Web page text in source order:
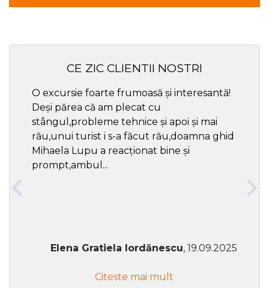
CE ZIC CLIENTII NOSTRI
O excursie foarte frumoasă și interesantă!
Deși părea că am plecat cu
stângul,probleme tehnice și apoi și mai
rău,unui turist i s-a făcut rău,doamna ghid
Mihaela Lupu a reacționat bine și
prompt,ambul...
Elena Gratiela Iordănescu, 19.09.2025
Citeste mai mult